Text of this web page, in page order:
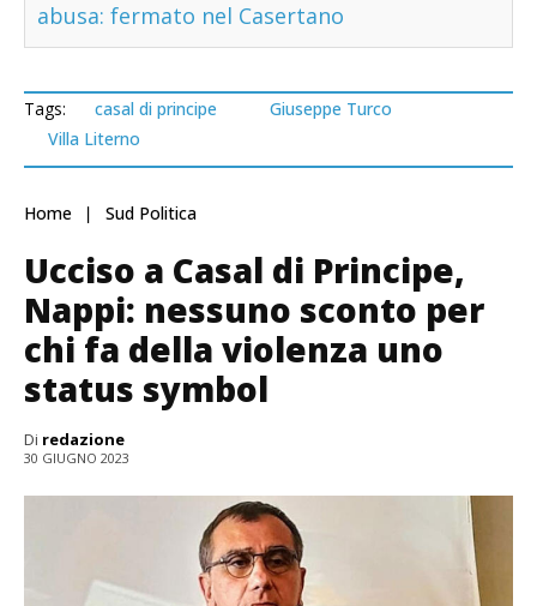
abusa: fermato nel Casertano
Tags: casal di principe
Giuseppe Turco
Villa Literno
Home Sud Politica
Ucciso a Casal di Principe,
Nappi: nessuno sconto per
chi fa della violenza uno
status symbol
Di redazione
30 GIUGNO 2023